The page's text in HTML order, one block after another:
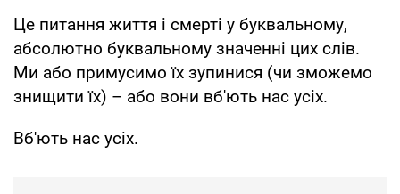
Це питання життя і смерті у буквальному,
абсолютно буквальному значенні цих слів.
Ми або примусимо їх зупинися (чи зможемо
знищити їх) – або вони вб'ють нас усіх.
Вб'ють нас усіх.